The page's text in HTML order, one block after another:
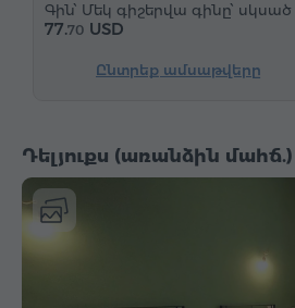
Մեկ գիշերվա գինը՝ սկսած
77.70 USD
Ընտրեք ամսաթվերը
Դելյուքս (առանձին մահճ.)